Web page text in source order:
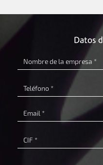
Datos
Nombre
de
empresa
Teléfono
Email
CIF